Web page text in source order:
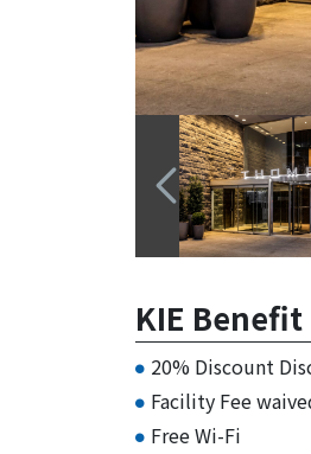
KIE Benefit
20% Discount
Facility Fee
Free Wi-Fi